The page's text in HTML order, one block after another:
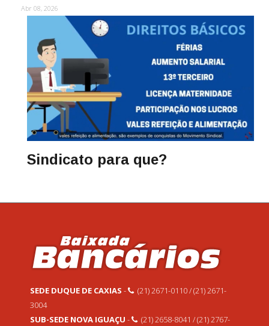
Abr 08, 2026
Sindicato para que?
SEDE DUQUE DE CAXIAS -
(21) 2671-0110 / (21) 2671-
3004
SUB-SEDE NOVA IGUAÇU - (21) 2658-8041 / (21) 2767-